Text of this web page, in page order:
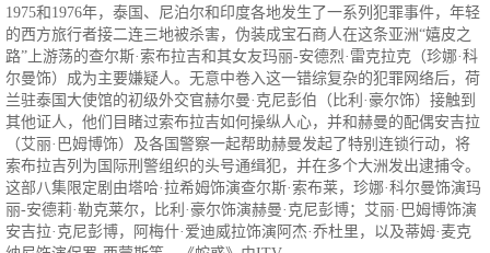
1975和1976年，泰国、尼泊尔和印度各地发生了一系列犯罪事件，年轻
的西方旅行者接二连三地被杀害，伪装成宝石商人在这条亚洲“嬉皮之
路”上游荡的查尔斯·索布拉吉和其女友玛丽-安德烈·雷克拉克（珍娜·科
尔曼饰）成为主要嫌疑人。无意中卷入这一错综复杂的犯罪网络后，荷
兰驻泰国大使馆的初级外交官赫尔曼·克尼彭伯（比利·豪尔饰）接触到
其他证人，他们目睹过索布拉吉如何操纵人心，并和赫曼的配偶安吉拉
（艾丽·巴姆博饰）及各国警察一起帮助赫曼发起了特别连锁行动，将
索布拉吉列为国际刑警组织的头号通缉犯，并在多个大洲发出逮捕令。
这部八集限定剧由塔哈·拉希姆饰演查尔斯·索布莱，珍娜·科尔曼饰演玛
丽-安德莉·勒克莱尔，比利·豪尔饰演赫曼·克尼彭博；艾丽·巴姆博饰演
安吉拉·克尼彭博，阿梅什·爱迪威拉饰演阿杰·乔杜里，以及蒂姆·麦克